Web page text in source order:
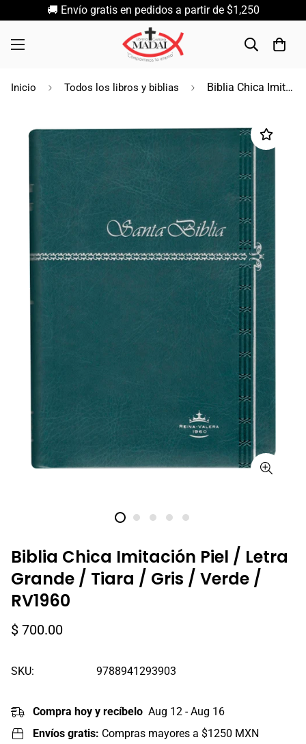
🚚 Envío gratis en pedidos a partir de $1,250
Inicio Todos los libros y biblias Biblia Chica Imitación Piel / Letra Grande / Tiara / Gris / Verde / RV1960
Biblia Chica Imitación Piel / Letra
Grande / Tiara / Gris / Verde /
RV1960
Precio
$ 700.00
SKU: 9788941293903
Compra hoy y recíbelo Aug 12 - Aug 16
Envíos gratis: Compras mayores a $1250 MXN